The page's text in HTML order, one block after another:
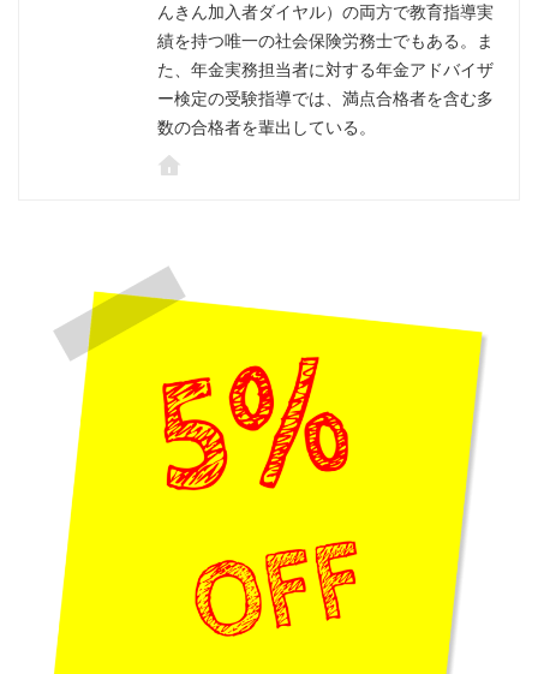
んきん加入者ダイヤル）の両方で教育指導実
績を持つ唯一の社会保険労務士でもある。ま
た、年金実務担当者に対する年金アドバイザ
ー検定の受験指導では、満点合格者を含む多
数の合格者を輩出している。